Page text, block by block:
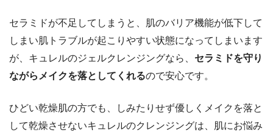
セラミドが不足してしまうと、肌のバリア機能が低下して
しまい肌トラブルが起こりやすい状態になってしまいます
が、キュレルのジェルクレンジングなら、 セラミドを守り
ながらメイクを落としてくれるので安心です。
ひどい乾燥肌の方でも、しみたりせず優しくメイクを落と
して乾燥させないキュレルのクレンジングは、肌にお悩み